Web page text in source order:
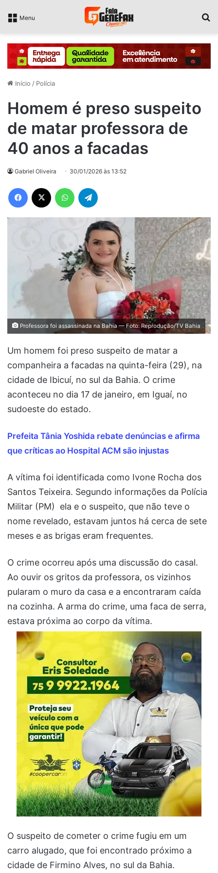
Menu
Início / Polícia
Homem é preso suspeito
de matar professora de
40 anos a facadas
Gabriel Oliveira 30/01/2026 às 13:52
Facebook WhatsApp
Professora foi assassinada na Bahia — Foto: Reprodução/TV Bahia
Um homem foi preso suspeito de matar a
companheira a facadas na quinta-feira (29), na
cidade de Ibicuí, no sul da Bahia. O crime
aconteceu no dia 17 de janeiro, em Iguaí, no
sudoeste do estado.
Prefeita Tânia Yoshida rebate denúncias e afirma
que críticas ao Hospital ACM são injustas
A vítima foi identificada como Ivone Rocha dos
Santos Teixeira. Segundo informações da Polícia
Militar (PM) ela e o suspeito, que não teve o
nome revelado, estavam juntos há cerca de sete
meses e as brigas eram frequentes.
O crime ocorreu após uma discussão do casal.
Ao ouvir os gritos da professora, os vizinhos
pularam o muro da casa e a encontraram caída
na cozinha. A arma do crime, uma faca de serra,
estava próxima ao corpo da vítima.
O suspeito de cometer o crime fugiu em um
carro alugado, que foi encontrado próximo a
cidade de Firmino Alves, no sul da Bahia.